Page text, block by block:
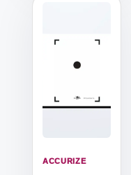
ACCURIZE